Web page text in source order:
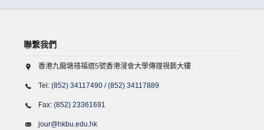
聯繫我們
香港九龍塘禧福道5號香港浸會大學傳理視藝大樓
Tel: (852) 34117490 /(852) 34117889
Fax: (852) 23361691
jour@hkbu.edu.hk